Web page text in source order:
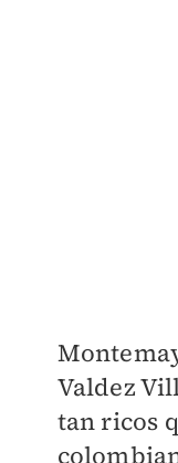
Valdez
tan ricos